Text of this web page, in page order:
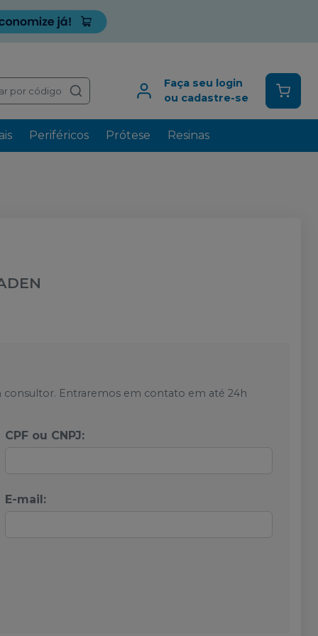
por código
Faça seu login
ou cadastre-se
Periféricos Prótese Resinas
Entraremos em contato em até 24h
CPF ou CNPJ:
E-mail: